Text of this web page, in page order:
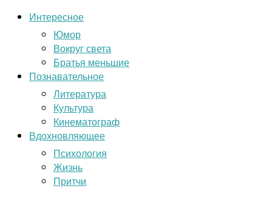
Интересное
Юмор
Вокруг света
Братья меньшие
Познавательное
Литература
Культура
Кинематограф
Вдохновляющее
Психология
Жизнь
Притчи